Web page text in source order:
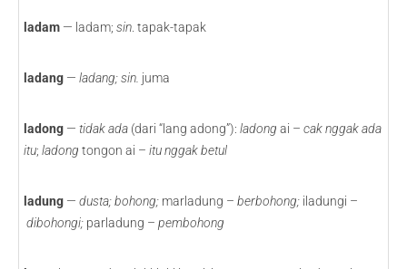
ladam — ladam; sin . tapak-tapak
ladang — ladang; sin. juma
ladong — tidak ada (dari “lang adong”): ladong ai – cak nggak ada
itu; ladong tongon ai – itu nggak betul
ladung — dusta; bohong; marladung – berbohong; iladungi –
dibohongi; parladung – pembohong